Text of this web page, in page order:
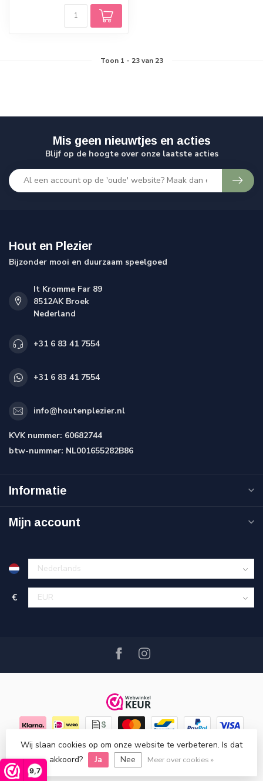
9,7
Toon 1 - 23van 23
Mis geen nieuwtjes en acties
Blijf op de hoogte over onze laatste acties
Hout en Plezier
Bijzonder mooi en duurzaam speelgoed
It Kromme Far 89
8512AK Broek
Nederland
+31 6 83 41 7554
+31 6 83 41 7554
info@houtenplezier.nl
KVK nummer: 60682744
btw-nummer: NL001655282B86
Informatie
Mijn account
€
© Copyright 2026 Hout en Plezier- Powered byLightspeed-
Lightspeed designby Dyvelopment
Wij slaan cookies op om onze website te verbeteren. Is dat
akkoord?
Ja Nee Meer over cookies »